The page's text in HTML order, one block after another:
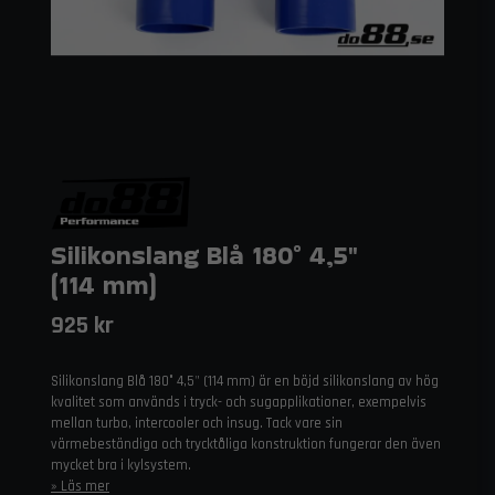
Silikonslang Blå 180° 4,5"
(114 mm)
925 kr
Silikonslang Blå 180° 4,5" (114 mm) är en böjd silikonslang av hög
kvalitet som används i tryck- och sugapplikationer, exempelvis
mellan turbo, intercooler och insug. Tack vare sin
värmebeständiga och trycktåliga konstruktion fungerar den även
mycket bra i kylsystem.
Läs mer